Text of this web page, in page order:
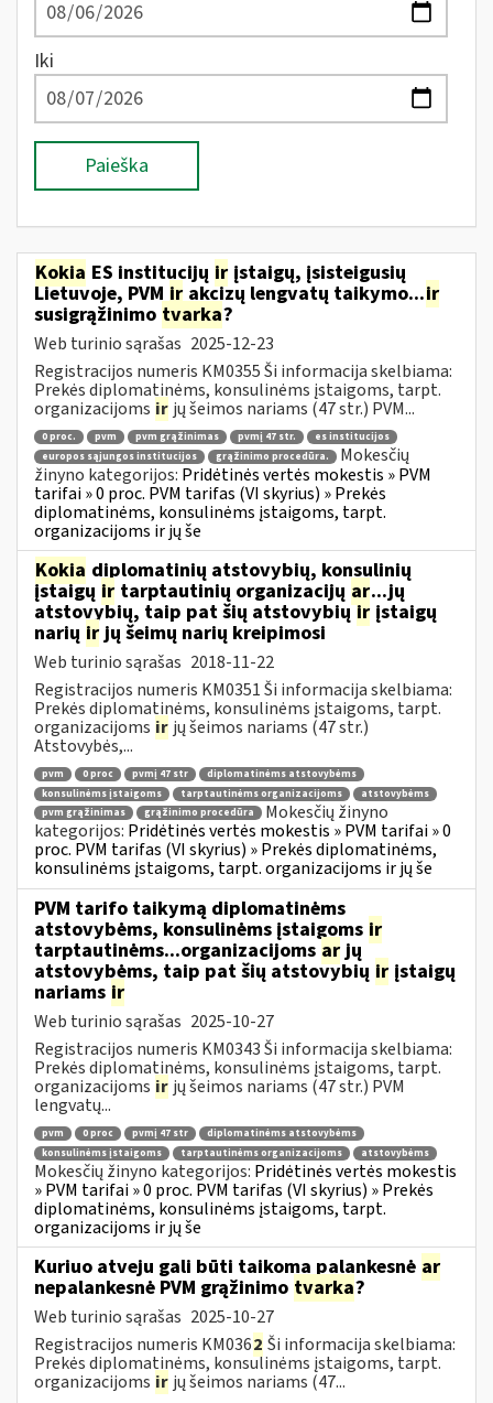
Iki
Paieška
Kokia ES institucijų ir įstaigų, įsisteigusių
Lietuvoje, PVM ir akcizų lengvatų taikymo...ir
susigrąžinimo tvarka?
Web turinio sąrašas 2025-12-23
Registracijos numeris KM0355 Ši informacija skelbiama:
Prekės diplomatinėms, konsulinėms įstaigoms, tarpt.
organizacijoms ir jų šeimos nariams (47 str.) PVM...
0 proc. pvm pvm grąžinimas pvmį 47 str.
es institucijos
europos sąjungos institucijos
grąžinimo procedūra.
Mokesčių
žinyno kategorijos: Pridėtinės vertės mokestis » PVM
tarifai » 0 proc. PVM tarifas (VI skyrius) » Prekės
diplomatinėms, konsulinėms įstaigoms, tarpt.
organizacijoms ir jų še
Kokia diplomatinių atstovybių, konsulinių
įstaigų ir tarptautinių organizacijų ar...jų
atstovybių, taip pat šių atstovybiųir įstaigų
narių irjų šeimų narių kreipimosi
Web turinio sąrašas 2018-11-22
Registracijos numeris KM0351 Ši informacija skelbiama:
Prekės diplomatinėms, konsulinėms įstaigoms, tarpt.
organizacijoms ir jų šeimos nariams (47 str.)
Atstovybės,...
pvm 0 proc pvmį 47 str
diplomatinėms atstovybėms
konsulinėms įstaigoms
tarptautinėms organizacijoms
atstovybėms
pvm grąžinimas
grąžinimo procedūra
Mokesčių žinyno
kategorijos: Pridėtinės vertės mokestis » PVM tarifai » 0
proc. PVM tarifas (VI skyrius) » Prekės diplomatinėms,
konsulinėms įstaigoms, tarpt. organizacijoms ir jų še
PVM tarifo taikymą diplomatinėms
atstovybėms, konsulinėms įstaigoms ir
tarptautinėms...organizacijoms arjų
atstovybėms, taip pat šių atstovybių ir įstaigų
nariams ir
Web turinio sąrašas 2025-10-27
Registracijos numeris KM0343 Ši informacija skelbiama:
Prekės diplomatinėms, konsulinėms įstaigoms, tarpt.
organizacijoms ir jų šeimos nariams (47 str.) PVM
lengvatų...
pvm 0 proc pvmį 47 str
diplomatinėms atstovybėms
konsulinėms įstaigoms
tarptautinėms organizacijoms atstovybėms
Mokesčių žinyno kategorijos: Pridėtinės vertės mokestis
» PVM tarifai » 0 proc. PVM tarifas (VI skyrius) » Prekės
diplomatinėms, konsulinėms įstaigoms, tarpt.
organizacijoms ir jų še
Kuriuo atveju gali būti taikoma palankesnė ar
nepalankesnė PVM grąžinimo tvarka?
Web turinio sąrašas 2025-10-27
Registracijos numeris KM0362 Ši informacija skelbiama:
Prekės diplomatinėms, konsulinėms įstaigoms, tarpt.
organizacijoms ir jų šeimos nariams (47...